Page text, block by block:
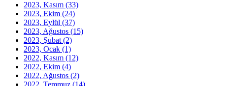
2023, Kasım (33)
2023, Ekim (24)
2023, Eylül (37)
2023, Ağustos (15)
2023, Şubat (2)
2023, Ocak (1)
2022, Kasım (12)
2022, Ekim (4)
2022, Ağustos (2)
2022, Temmuz (14)